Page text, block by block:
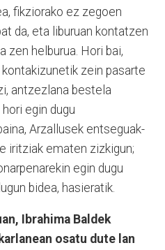
fikziorako ez zegoen
da, eta liburuan kontatzen
zen helburua. Hori bai,
zein pasarte
antzezlana bestela
egin dugu
Arzallusek entseguak-
iritziak ematen zizkigun;
egin dugu
bidea, hasieratik.
Ibrahima Baldek
osatu dute lan